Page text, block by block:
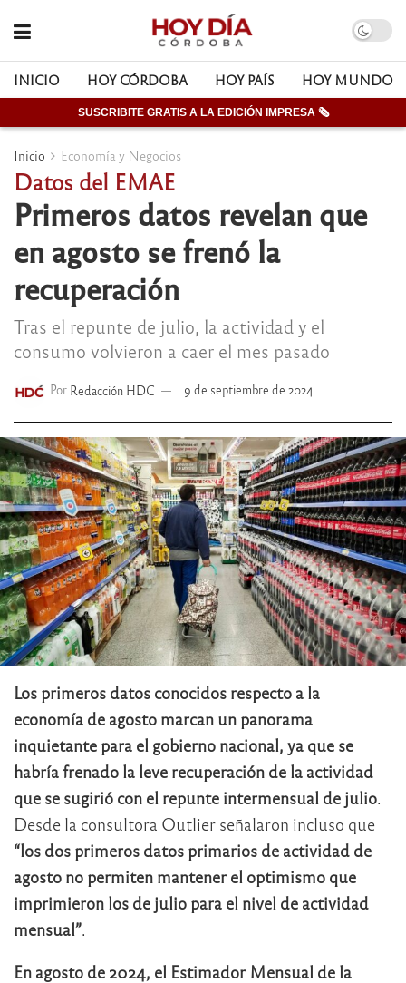
INICIO HOY CÓRDOBA HOY PAÍS HOY MUNDO
SUSCRIBITE GRATIS A LA EDICIÓN IMPRESA 🗞
Inicio Economía y Negocios
Datos del EMAE
Primeros datos revelan que
en agosto se frenó la
recuperación
Tras el repunte de julio, la actividad y el
consumo volvieron a caer el mes pasado
Por Redacción HDC 9 de septiembre de 2024
Los primeros datos conocidos respecto a la
economía de agosto marcan un panorama
inquietante para el gobierno nacional, ya que se
habría frenado la leve recuperación de la actividad
que se sugirió con el repunte intermensual de julio.
Desde la consultora Outlier señalaron incluso que
“los dos primeros datos primarios de actividad de
agosto no permiten mantener el optimismo que
imprimieron los de julio para el nivel de actividad
mensual”.
En agosto de 2024, el Estimador Mensual de la